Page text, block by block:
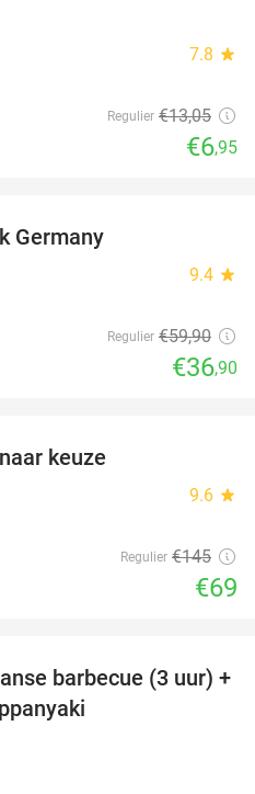
7.8 star
Regulier €13,05
€6,95
Germany
9.4 star
Regulier €59,90
€36,90
keuze
9.6 star
Regulier €145
€69
21%
barbecue (3 uur) +